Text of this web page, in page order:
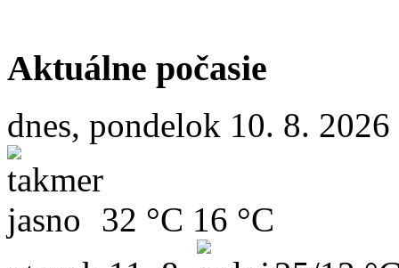
Aktuálne počasie
dnes, pondelok 10. 8. 2026
32 °C 16 °C